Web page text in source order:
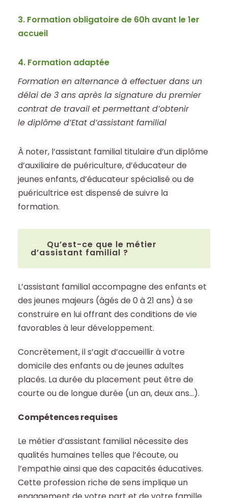
3. Formation obligatoire de 60h avant le 1er
accueil
4. Formation adaptée
Formation en alternance à effectuer dans un
délai de 3 ans après la signature du premier
contrat de travail et permettant d’obtenir
le diplôme d’Etat d’assistant familial
À noter, l’assistant familial titulaire d’un diplôme
d’auxiliaire de puériculture, d’éducateur de
jeunes enfants, d’éducateur spécialisé ou de
puéricultrice est dispensé de suivre la
formation.
Qu’est-ce que le métier
d’assistant familial ?
L’assistant familial accompagne des enfants et
des jeunes majeurs (âgés de 0 à 21 ans) à se
construire en lui offrant des conditions de vie
favorables à leur développement.
Concrètement, il s’agit d’accueillir à votre
domicile des enfants ou de jeunes adultes
placés. La durée du placement peut être de
courte ou de longue durée (un an, deux ans…).
Compétences requises
Le métier d’assistant familial nécessite des
qualités humaines telles que l’écoute, ou
l’empathie ainsi que des capacités éducatives.
Cette profession riche de sens implique un